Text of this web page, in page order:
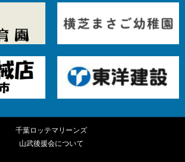
千葉ロッテマリーンズ
山武後援会について